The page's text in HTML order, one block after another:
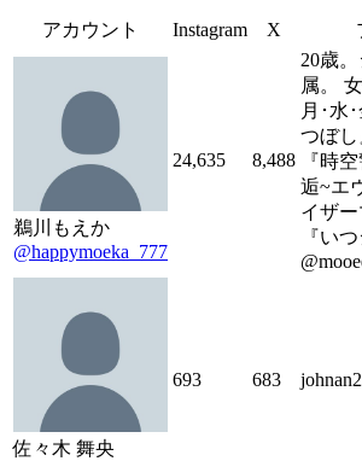
アカウント Instagram X
鵜川もえか
@happymoeka_777
24,635 8,488
20歳
属。
月･水
つぼし
『時
逅~エ
イザー
『い
佐々木 舞央
693 683